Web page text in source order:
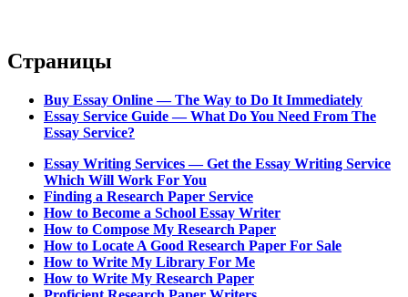
Страницы
Buy Essay Online — The Way to Do It Immediately
Essay Service Guide — What Do You Need From The
Essay Service?
Essay Writing Services — Get the Essay Writing Service
Which Will Work For You
Finding a Research Paper Service
How to Become a School Essay Writer
How to Compose My Research Paper
How to Locate A Good Research Paper For Sale
How to Write My Library For Me
How to Write My Research Paper